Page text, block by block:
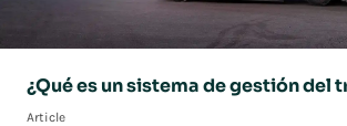
¿Qué es un sistema de gestión del
Article